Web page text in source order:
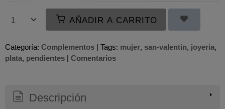
AÑADIR A CARRITO
Categoría: Complementos | Tags: mujer san-valentin joyeria
plata pendientes | Comentarios
Descripción